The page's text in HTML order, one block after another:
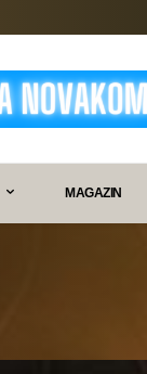
MAGAZIN